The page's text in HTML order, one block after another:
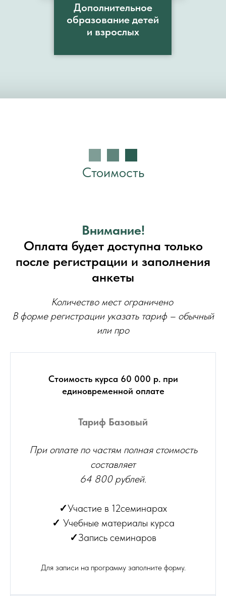
Дополнительное
образование детей
и взрослых
Стоимость
Внимание!
Оплата будет доступна только
после регистрации и заполнения
анкеты
Количество мест ограничено
В форме регистрации указать тариф – обычный
или про
Стоимость курса 60 000 р. при
единовременной оплате
Тариф Базовый
При оплате по частям полная стоимость
составляет
64 800 рублей.
✓Участие в 12семинарах
✓ Учебные материалы курса
✓Запись семинаров
Для записи на программу заполните форму.